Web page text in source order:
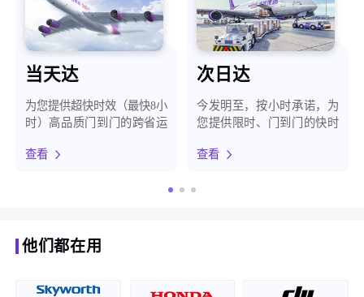
当天达
为您提供超快时效（最快8小
时）高品质门到门的跨省运
查看
次日达
今发明至，按小时承诺，为
您提供限时、门到门的快时
查看
他们都在用